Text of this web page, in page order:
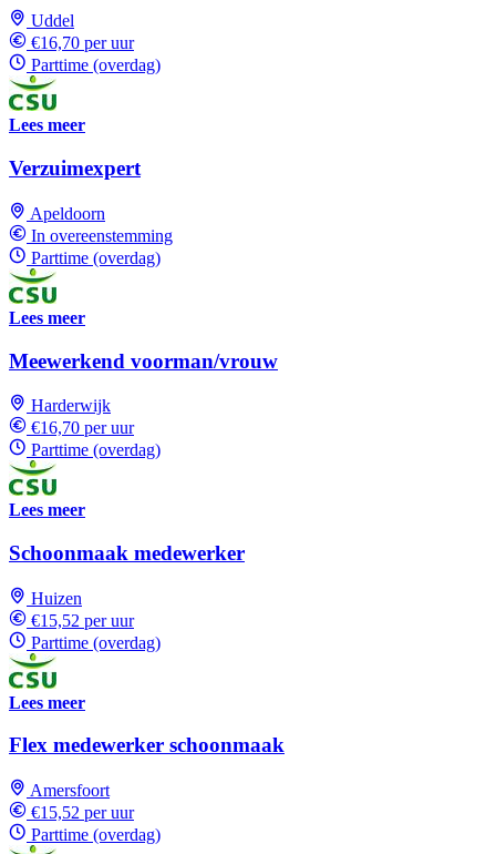
Uddel
€16,70 per uur
Parttime (overdag)
Lees meer
Verzuimexpert
Apeldoorn
In overeenstemming
Parttime (overdag)
Lees meer
Meewerkend voorman/vrouw
Harderwijk
€16,70 per uur
Parttime (overdag)
Lees meer
Schoonmaak medewerker
Huizen
€15,52 per uur
Parttime (overdag)
Lees meer
Flex medewerker schoonmaak
Amersfoort
€15,52 per uur
Parttime (overdag)